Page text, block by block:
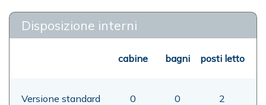
Disposizione interni
cabine bagni posti letto
Versione standard 0 0 2